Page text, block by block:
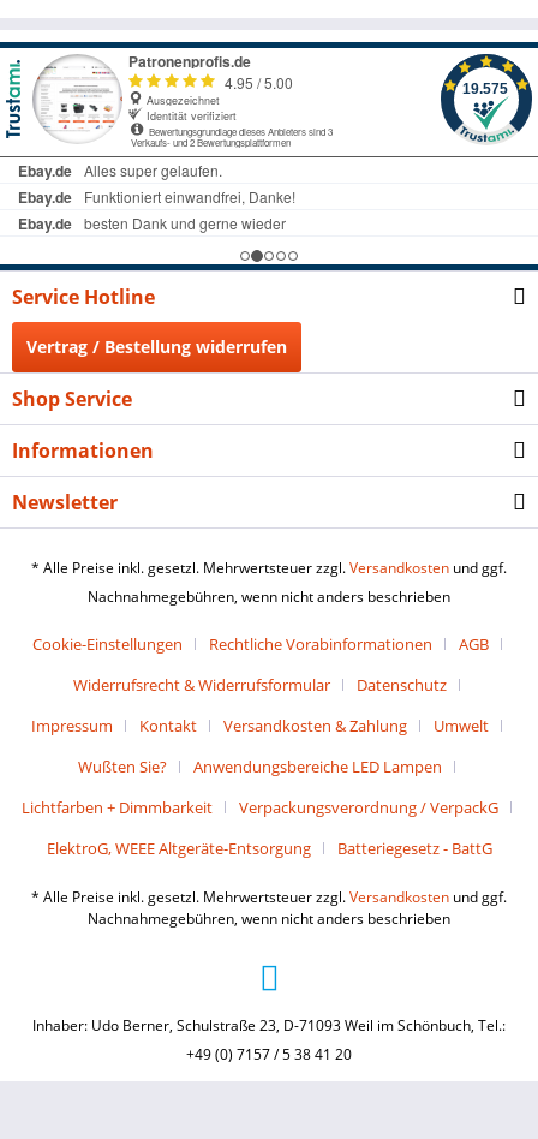
Service Hotline
Vertrag / Bestellung widerrufen
Shop Service
Informationen
Newsletter
* Alle Preise inkl. gesetzl. Mehrwertsteuer zzgl.Versandkosten und ggf.
Nachnahmegebühren, wenn nicht anders beschrieben
Cookie-Einstellungen Rechtliche Vorabinformationen
AGB
Widerrufsrecht & Widerrufsformular
Datenschutz
Impressum
Kontakt Versandkosten & Zahlung
Umwelt
Wußten Sie?
Anwendungsbereiche LED Lampen
Lichtfarben + Dimmbarkeit
Verpackungsverordnung / VerpackG
ElektroG, WEEE Altgeräte-Entsorgung
Batteriegesetz - BattG
* Alle Preise inkl. gesetzl. Mehrwertsteuer zzgl.Versandkosten und ggf.
Nachnahmegebühren, wenn nicht anders beschrieben
Inhaber: Udo Berner, Schulstraße 23, D-71093 Weil im Schönbuch, Tel.:
+49 (0) 7157 / 5 38 41 20